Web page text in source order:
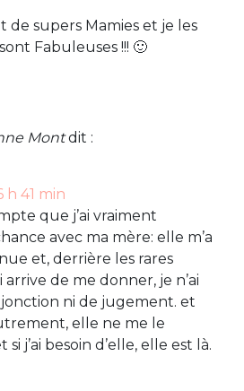
de supers Mamies et je les
Fabuleuses !!! 🙂
Mont dit :
h 41 min
que j’ai vraiment
avec ma mère: elle m’a
et, derrière les rares
arrive de me donner, je n’ai
ni de jugement. et
elle ne me le
j’ai besoin d’elle, elle est là.